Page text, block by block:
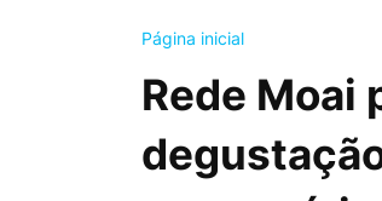
Página inicial
Rede Moai